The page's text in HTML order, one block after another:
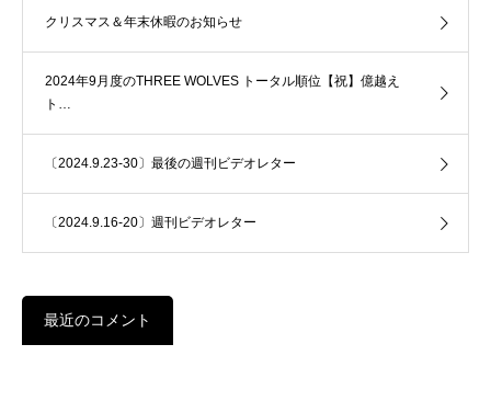
クリスマス＆年末休暇のお知らせ
2024年9月度のTHREE WOLVES トータル順位【祝】億越え
ト…
〔2024.9.23-30〕最後の週刊ビデオレター
〔2024.9.16-20〕週刊ビデオレター
最近のコメント